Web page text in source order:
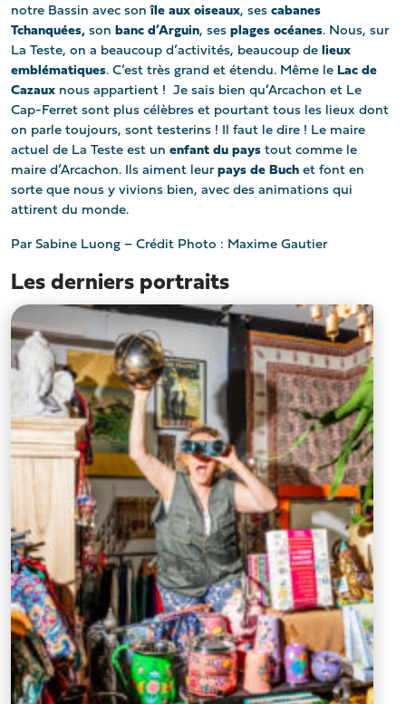
notre Bassin avec sonîle aux oiseaux, ses cabanes
Tchanquées, son banc d’Arguin, ses plages océanes. Nous, sur
La Teste, on a beaucoup d’activités, beaucoup de lieux
emblématiques. C’est très grand et étendu. Même le Lac de
Cazaux nous appartient ! Je sais bien qu’Arcachon et Le
Cap-Ferret sont plus célèbres et pourtant tous les lieux dont
on parle toujours, sont testerins ! Il faut le dire ! Le maire
actuel de La Teste est un enfant du pays tout comme le
maire d’Arcachon. Ils aiment leur pays de Buch et font en
sorte que nous y vivions bien, avec des animations qui
attirent du monde.
Par Sabine Luong – Crédit Photo : Maxime Gautier
Les derniers portraits